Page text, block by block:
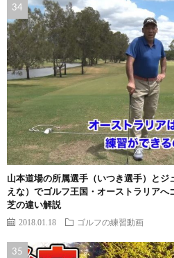
山本道場の所属選手（いつき選手）とジ
えな）でゴルフ王国・オーストラリアへ
芝の違い解説
2018.01.18 ゴルフの練習動画